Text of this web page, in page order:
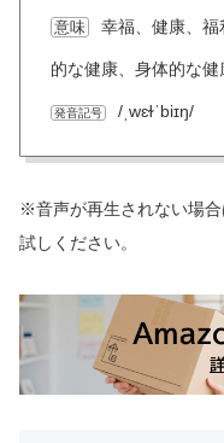
意味 幸福、健康、
的な健康、身体的な
発音記号 /ˌwɛɫˈbiɪŋ/
※音声が再生されない場
試しください。